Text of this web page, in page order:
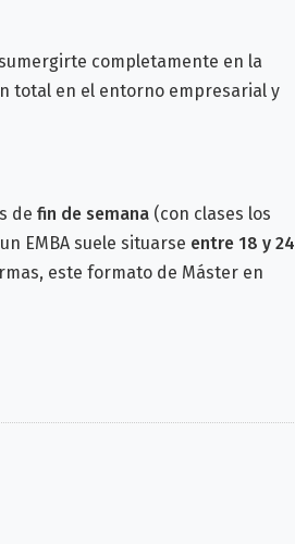
completamente en la
total en el entorno empresarial y
de fin de semana (con clases los
EMBA suele situarse entre 18 y 24
este formato de Máster en